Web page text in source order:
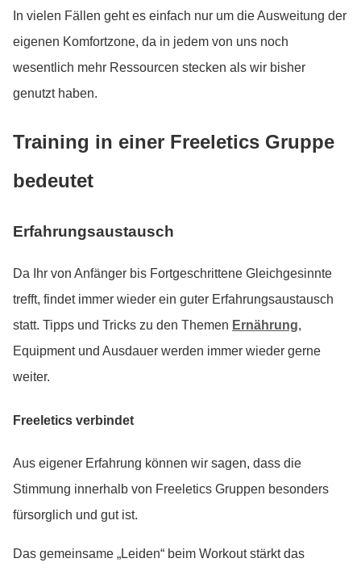
In vielen Fällen geht es einfach nur um die Ausweitung der
eigenen Komfortzone, da in jedem von uns noch
wesentlich mehr Ressourcen stecken als wir bisher
genutzt haben.
Training in einer Freeletics Gruppe
bedeutet
Erfahrungsaustausch
Da Ihr von Anfänger bis Fortgeschrittene Gleichgesinnte
trefft, findet immer wieder ein guter Erfahrungsaustausch
statt. Tipps und Tricks zu den Themen Ernährung,
Equipment und Ausdauer werden immer wieder gerne
weiter.
Freeletics verbindet
Aus eigener Erfahrung können wir sagen, dass die
Stimmung innerhalb von Freeletics Gruppen besonders
fürsorglich und gut ist.
Das gemeinsame „Leiden“ beim Workout stärkt das